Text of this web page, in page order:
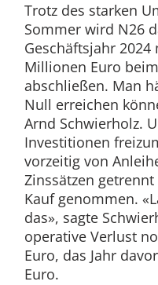
Trotz des starken
Sommer wird N26
Geschäftsjahr
Millionen Euro
abschließen. Man
Null erreichen
Arnd Schwierholz.
Investitionen
vorzeitig von
Zinssätzen
Kauf genommen.
das», sagte
operative Verlust
Euro, das Jahr
Euro.